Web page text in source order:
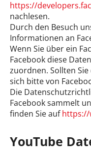
https://
nachlesen.
Durch den Besuch
Informationen an
Wenn Sie über ein
Facebook diese
zuordnen. Sollten
sich bitte von
Die
Facebook sammelt
finden Sie aufhttps://
YouTube